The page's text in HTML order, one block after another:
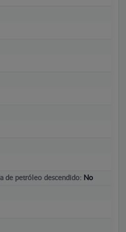
de petróleo descendido: No